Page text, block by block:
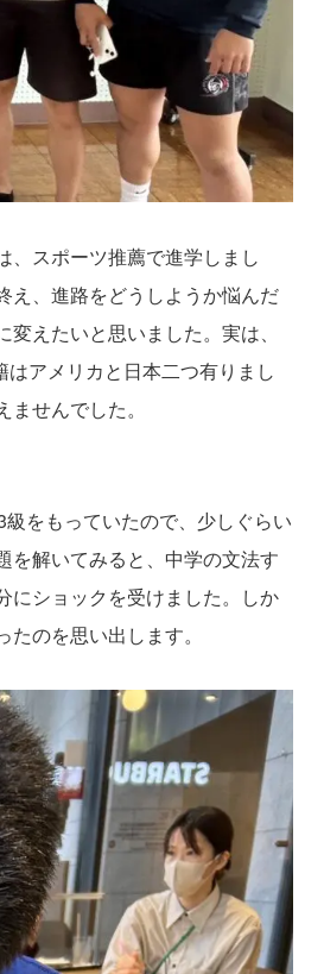
、スポーツ推薦で進学しまし
え、進路をどうしようか悩んだ
えたいと思いました。実は、
アメリカと日本二つ有りまし
せんでした。
をもっていたので、少しぐらい
を解いてみると、中学の文法す
にショックを受けました。しか
のを思い出します。